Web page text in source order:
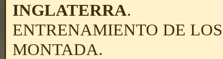
INGLATERRA.
ENTRENAMIENTO DE
MONTADA.